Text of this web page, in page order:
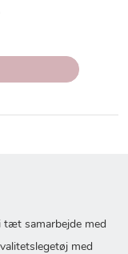
tæt samarbejde med
med